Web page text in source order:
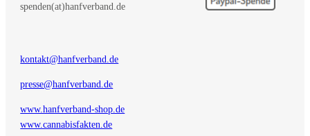
spenden(at)hanfverband.de
kontakt@hanfverband.de
presse@hanfverband.de
www.hanfverband-shop.de
www.cannabisfakten.de